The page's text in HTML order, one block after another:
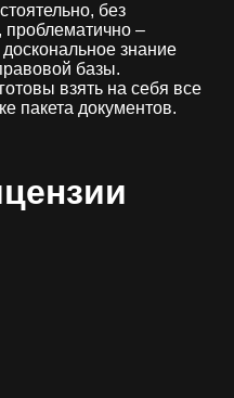
без
проблематично –
знание
базы.
взять на себя все
пакета документов.